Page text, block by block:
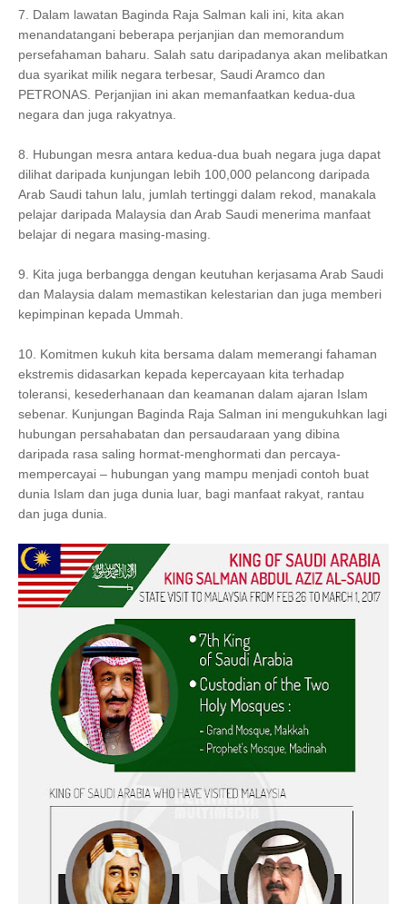
7. Dalam lawatan Baginda Raja Salman kali ini, kita akan
menandatangani beberapa perjanjian dan memorandum
persefahaman baharu. Salah satu daripadanya akan melibatkan
dua syarikat milik negara terbesar, Saudi Aramco dan
PETRONAS. Perjanjian ini akan memanfaatkan kedua-dua
negara dan juga rakyatnya.
8. Hubungan mesra antara kedua-dua buah negara juga dapat
dilihat daripada kunjungan lebih 100,000 pelancong daripada
Arab Saudi tahun lalu, jumlah tertinggi dalam rekod, manakala
pelajar daripada Malaysia dan Arab Saudi menerima manfaat
belajar di negara masing-masing.
9. Kita juga berbangga dengan keutuhan kerjasama Arab Saudi
dan Malaysia dalam memastikan kelestarian dan juga memberi
kepimpinan kepada Ummah.
10. Komitmen kukuh kita bersama dalam memerangi fahaman
ekstremis didasarkan kepada kepercayaan kita terhadap
toleransi, kesederhanaan dan keamanan dalam ajaran Islam
sebenar. Kunjungan Baginda Raja Salman ini mengukuhkan lagi
hubungan persahabatan dan persaudaraan yang dibina
daripada rasa saling hormat-menghormati dan percaya-
mempercayai – hubungan yang mampu menjadi contoh buat
dunia Islam dan juga dunia luar, bagi manfaat rakyat, rantau
dan juga dunia.